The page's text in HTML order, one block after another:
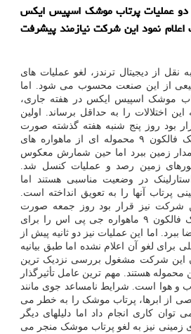
دو عملیات پرتاب موشك اسپیس ایكس
نمود این شركت نیازمند پیشرفت
از دیجیتال ترندز، لغو عملیات های
از این صنعت محسوب می شود. اما
پرتاب موشک اسپیس ایکس در هفته جاری،
اختلالات را به حداقل برساند. اولین
بود روز پنج شنبه هفته گذشته صورت
گیرد و طی آن یک موشک فالکون ۹ محموله ای از ماهواره های
مدار زمین ببرد اما حین شمارش معکوس
زمین رصد و عملیات کنسل شد.
در وضعیت مناسبی هستند اما
پرتاب آنها را به تعویق انداخته است.
شرکت نیز قرار بود روز جمعه صورت
گیرد و طی آن یک موشک فالکون ۹ ماهواره جی پی اس را برای
ببرد. اما این عملیات نیز دو ثانیه پیش از
برای لغو آن اعلام نشده اما طبق بیانیه
این شرکت مشغول بررسی نزدیک ترین
محموله هستند. مهم ترین عامل تأثیرگذار
و هوا است. شرایط نامساعد جوی مانند
از ابرها، پرتاب موشک را به خطر می
توان کاری انجام داد اما دلیلهای دیگر
زمینی نیز به لغو پرتاب موشک منجر می